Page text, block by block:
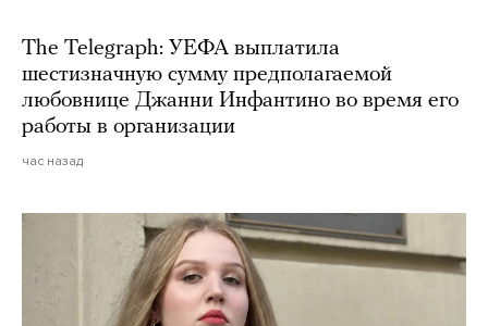
The Telegraph: УЕФА выплатила
шестизначную сумму предполагаемой
любовнице Джанни Инфантино во время его
работы в организации
час назад